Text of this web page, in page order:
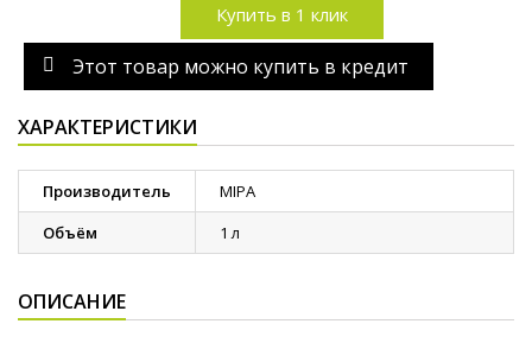
Купить в 1 клик
Этот товар можно купить в кредит
ХАРАКТЕРИСТИКИ
Производитель
MIPA
Объём
1 л
ОПИСАНИЕ